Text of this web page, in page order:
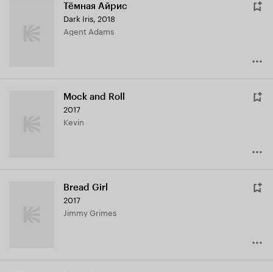
Тёмная Айрис
Dark Iris, 2018
Agent Adams
Mock and Roll
2017
Kevin
Bread Girl
2017
Jimmy Grimes